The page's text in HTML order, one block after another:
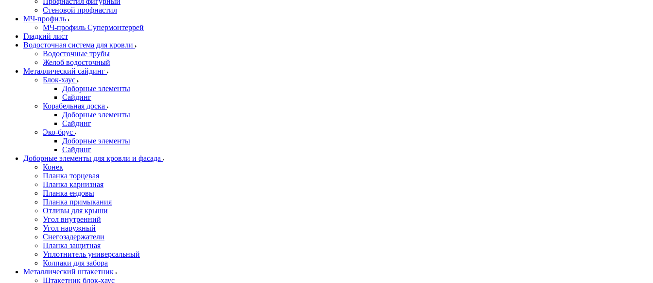
Стеновой профнастил
МЧ-профиль
МЧ-профиль Супермонтеррей
Гладкий лист
Водосточная система для кровли
Водосточные трубы
Желоб водосточный
Металлический сайдинг
Блок-хаус
Доборные элементы
Сайдинг
Корабельная доска
Доборные элементы
Сайдинг
Эко-брус
Доборные элементы
Сайдинг
Доборные элементы для кровли и фасада
Конек
Планка торцевая
Планка карнизная
Планка ендовы
Планка примыкания
Отливы для крыши
Угол внутренний
Угол наружный
Снегозадержатели
Планка защитная
Уплотнитель универсальный
Колпаки для забора
Металлический штакетник
Штакетник блок-хаус